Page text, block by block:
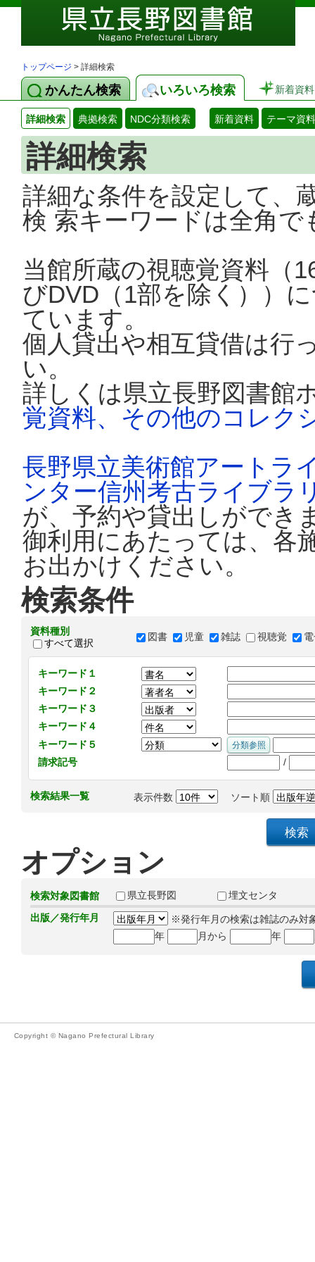
トップページ > 詳細検索
かんたん検索 いろいろ検索 新着資料
詳細検索 典拠検索 NDC分類検索 新着資料 テーマ資料
詳細検索
詳細な条件を設定して、
検 索キーワードは全角
当館所蔵の視聴覚資料（
びDVD（1部を除く））
ています。
個人貸出や相互貸借は行
い。
詳しくは県立長野図書館
覚資料、その他のコレク
長野県立美術館アートラ
ンター信州考古ライブラ
が、予約や貸出しができ
御利用にあたっては、各
お出かけください。
検索条件
資料種別
すべて選択
図書 児童 雑誌 視聴覚
キーワード１
キーワード２
キーワード３
キーワード４
キーワード５
請求記号
/
検索結果一覧 表示件数 ソート順
オプション
検索対象図書館 県立長野図
埋文センタ
出版／発行年月
※発行年月の検索は雑誌のみ対
年
月から 年
Copyright © Nagano Prefectural Library